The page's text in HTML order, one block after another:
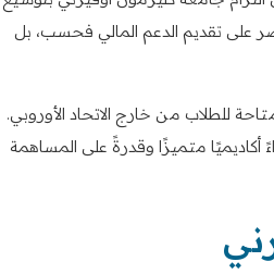
على تقديم الدعم المالي فحسب، بل
للطلاب من خارج الاتحاد الأوروبي.
أكاديميًا متميزًا وقدرةً على المساهمة